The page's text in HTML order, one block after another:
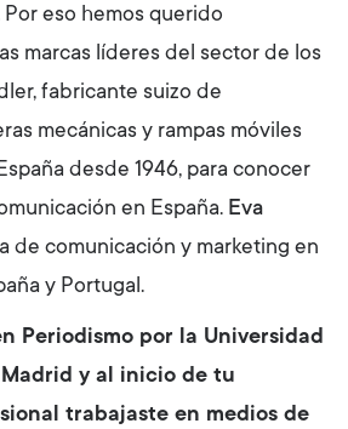
eso hemos querido
marcas líderes del sector de los
fabricante suizo de
mecánicas y rampas móviles
desde 1946, para conocer
en España. Eva
de comunicación y marketing en
y Portugal.
Periodismo por la Universidad
y al inicio de tu
trabajaste en medios de